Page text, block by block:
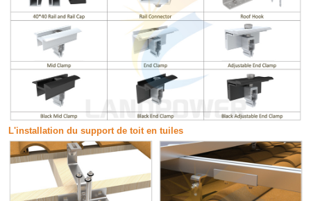
L'installation du support de toit en tuiles